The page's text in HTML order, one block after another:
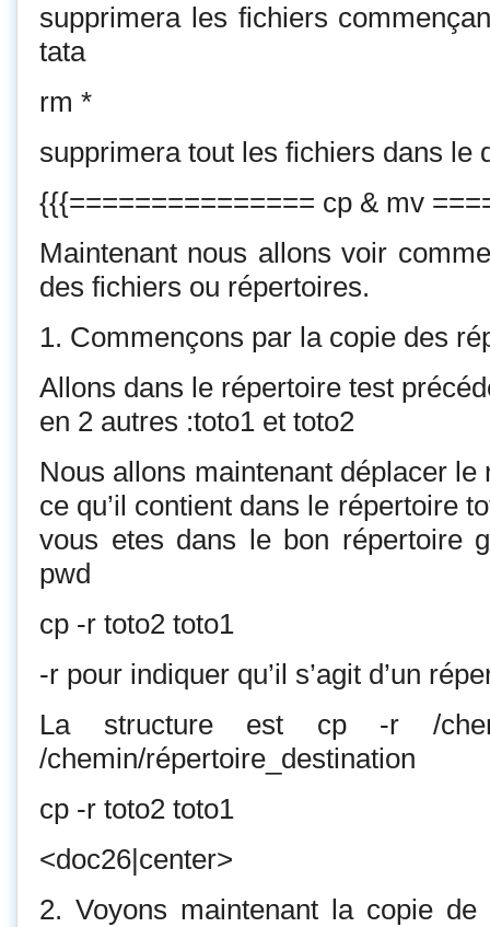
supprimera les fichiers
tata
rm *
supprimera tout les fichiers dans le
{{{=============== cp & mv
Maintenant nous allons voir
des fichiers ou répertoires.
1. Commençons par la copie des
Allons dans le répertoire test
en 2 autres :toto1 et toto2
Nous allons maintenant déplacer le
ce qu’il contient dans le répertoire
vous etes dans le bon répertoire
pwd
cp -r toto2 toto1
-r pour indiquer qu’il s’agit d’un
La structure est cp -r /
/chemin/répertoire_destination
cp -r toto2 toto1
<doc26|center>
2. Voyons maintenant la copie